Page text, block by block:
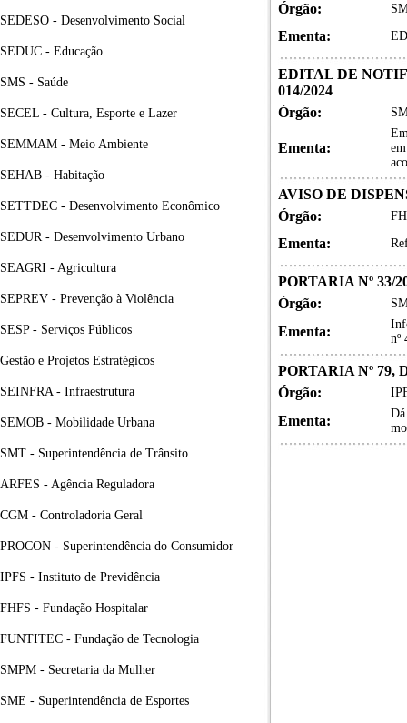
SEDESO - Desenvolvimento Social
SEDUC - Educação
SMS - Saúde
SECEL - Cultura, Esporte e Lazer
SEMMAM - Meio Ambiente
SEHAB - Habitação
SETTDEC - Desenvolvimento Econômico
SEDUR - Desenvolvimento Urbano
SEAGRI - Agricultura
SEPREV - Prevenção à Violência
SESP - Serviços Públicos
Gestão e Projetos Estratégicos
SEINFRA - Infraestrutura
SEMOB - Mobilidade Urbana
SMT - Superintendência de Trânsito
ARFES - Agência Reguladora
CGM - Controladoria Geral
PROCON - Superintendência do Consumidor
IPFS - Instituto de Previdência
FHFS - Fundação Hospitalar
FUNTITEC - Fundação de Tecnologia
SMPM - Secretaria da Mulher
SME - Superintendência de Esportes
Órgão:
Ementa:
EDITAL DE
014/2024
Órgão:
Ementa:
AVISO DE
Órgão:
Ementa:
PORTARIA Nº 33/
Órgão:
Ementa:
nº
PORTARIA Nº 79,
Órgão:
Ementa: